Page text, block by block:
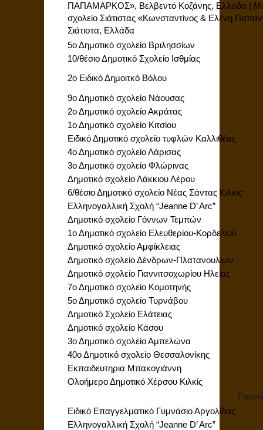
ΠΑΠΑΜΑΡΚΟΣ», Βελβεντό Κοζάνης, Ελλάδα |
σχολείο Σιάτιστας «Κωνσταντίνος & Ελένη
Σιάτιστα, Ελλάδα
5ο Δημοτικό σχολείο Βριλησσίων
10/θέσιο Δημοτικό Σχολείο Ισθμίας
2ο Ειδικό Δημοιτκό Βόλου
9ο Δημοτικό σχολείο Νάουσας
2ο Δημοτικό σχολείο Ακράτας
1ο Δημοτικό σχολείο Κιτσίου
Ειδικό Δημοτικό σχολείο τυφλών Καλλιθέας
4ο Δημοτικό σχολείο Λάρισας
3ο Δημοτικό σχολείο Φλώρινας
Δημοτικό σχολείο Λάκκιου Λέρου
6/θέσιο Δημοτικό σχολείο Νέας Σάντας Κιλκίς
Ελληνογαλλική Σχολή “Jeanne D’ Arc”
Δημοτικό σχολείο Γόννων Τεμπών
1ο Δημοτικό σχολείο Ελευθερίου-Κορδελιού
Δημοτικό σχολείο Αμφίκλειας
Δημοτικό σχολείο Δένδρων-Πλατανουλίων
Δημοτικό σχολείο Γιαννιτσοχωρίου Ηλείας
7ο Δημοτικό σχολείο Κομοτηνής
5ο Δημοτικό σχολείο Τυρνάβου
Δημοτικό Σχολείο Ελάτειας
Δημοτικό σχολείο Κάσου
3ο Δημοτικό σχολείο Αμπελώνα
40ο Δημοτικό σχολείο Θεσσαλονίκης
Εκπαιδευτηρια Μπακογιάννη
Ολοήμερο Δημοτικό Χέρσου Κιλκίς
Ειδικό Επαγγελματικό Γυμνάσιο Αργολίδας
Ελληνογαλλική Σχολή “Jeanne D’ Arc”